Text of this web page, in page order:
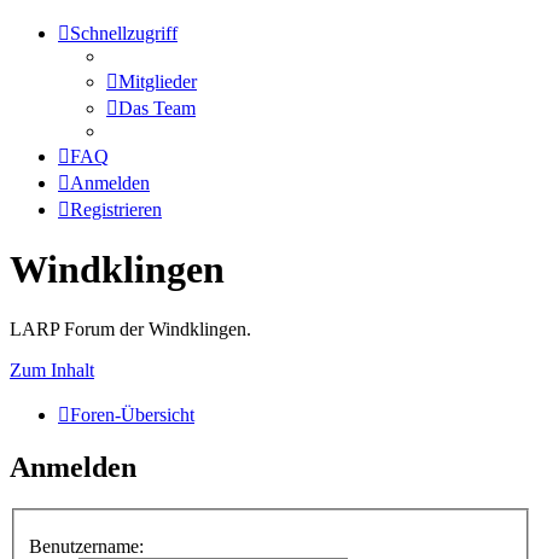
Schnellzugriff
Mitglieder
Das Team
FAQ
Anmelden
Registrieren
Windklingen
LARP Forum der Windklingen.
Zum Inhalt
Foren-Übersicht
Anmelden
Benutzername: